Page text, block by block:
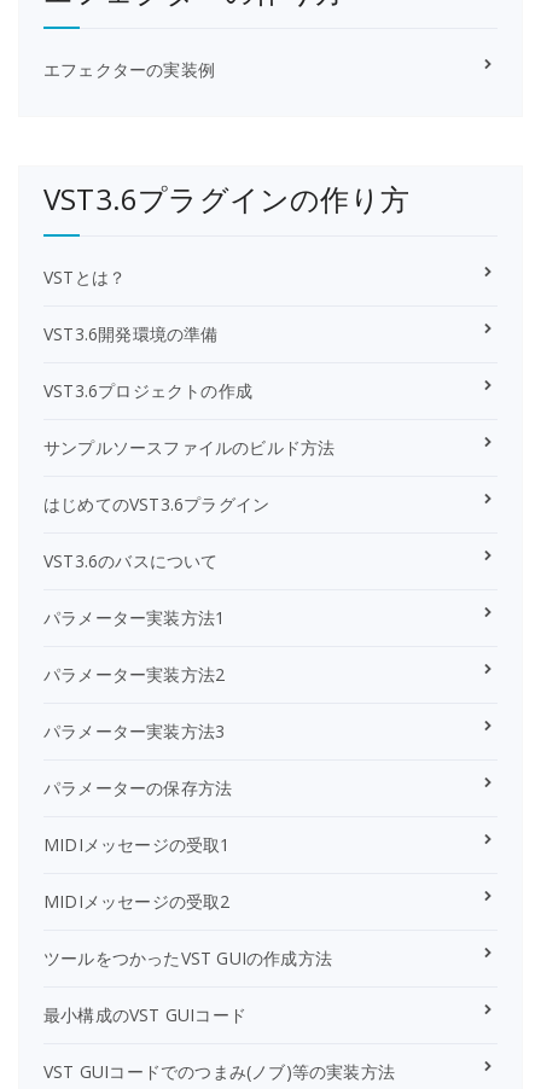
エフェクターの実装例
VST3.6プラグインの作り方
VSTとは？
VST3.6開発環境の準備
VST3.6プロジェクトの作成
サンプルソースファイルのビルド方法
はじめてのVST3.6プラグイン
VST3.6のバスについて
パラメーター実装方法1
パラメーター実装方法2
パラメーター実装方法3
パラメーターの保存方法
MIDIメッセージの受取1
MIDIメッセージの受取2
ツールをつかったVST GUIの作成方法
最小構成のVST GUIコード
VST GUIコードでのつまみ(ノブ)等の実装方法